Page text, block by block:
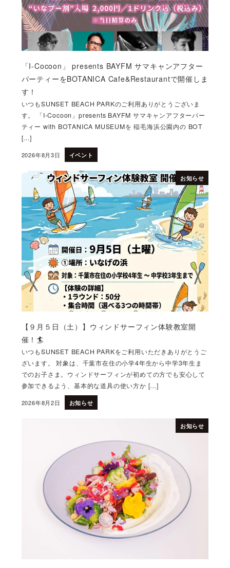
「I-Cocoon」 presents BAYFM サマキャンアフター
パーティーをBOTANICA Cafe&Restaurantで開催しま
す！
いつもSUNSET BEACH PARKのご利用ありがとうございま
す。 「I-Cocoon」presents BAYFM サマキャンアフターパー
ティー with BOTANICA MUSEUMを 稲毛海浜公園内の BOT
[…]
投稿日
2026年8月3日 イベント
お知らせ
【９月５日（土）】ウィンドサーフィン体験教室開
催！🏄
いつもSUNSET BEACH PARKをご利用いただきありがとうご
ざいます。 対象は、千葉市在住の小学4年生から中学3年生ま
でのお子さま。ウィンドサーフィンが初めての方でも安心して
参加できるよう、基本的な道具の使い方か […]
投稿日
2026年8月2日 お知らせ
お知らせ